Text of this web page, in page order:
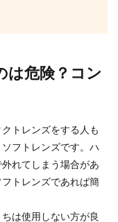
は危険？コン
トレンズをする人も
フトレンズです。ハ
れてしまう場合があ
トレンズであれば簡
は使用しない方が良